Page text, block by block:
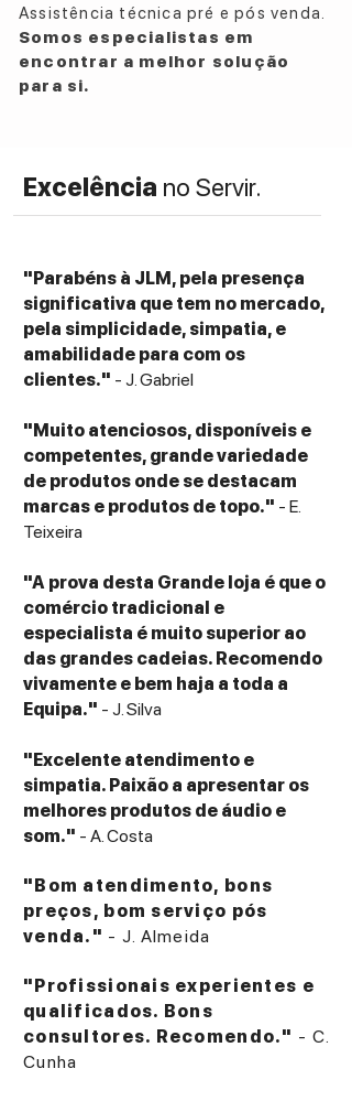
Assistência técnica pré e pós venda.
Somos especialistas em
encontrar a melhor solução
para si.
Excelência no Servir.
"Parabéns à JLM, pela presença
significativa que tem no mercado,
pela simplicidade, simpatia, e
amabilidade para com os
clientes." - J. Gabriel
"Muito atenciosos, disponíveis e
competentes, grande variedade
de produtos onde se destacam
marcas e produtos de topo." - E.
Teixeira
"A prova desta Grande loja é que o
comércio tradicional e
especialista é muito superior ao
das grandes cadeias. Recomendo
vivamente e bem haja a toda a
Equipa." - J. Silva
"Excelente atendimento e
simpatia. Paixão a apresentar os
melhores produtos de áudio e
som." - A. Costa
"Bom atendimento, bons
preços, bom serviço pós
venda." - J. Almeida
"Profissionais experientes e
qualificados. Bons
consultores. Recomendo." - C.
Cunha